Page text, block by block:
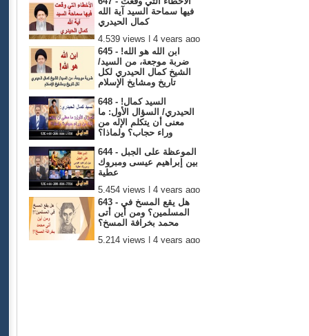
فيها سماحة السيد آية الله
كمال الحيدري
4,539 views | 4 years ago
645 - ابن الله هو الله!
ضربة موجعة، من السيد/
الشيخ كمال الحيدري لكل
تاريخ ومشايخ الإسلام
4,974 views | 4 years ago
648 - !السيد كمال
الحيدري/ السؤال الأول: ما
معنى أن يتكلم الإله من
وراء حجاب؟ ولماذا؟
4,869 views | 4 years ago
644 - الموعظة على الجبل
بين إبراهيم عيسى ومبروك
عطية
5,454 views | 4 years ago
643 - هل يقع المسخ في
المسلمين؟ ومن أين أتى
محمد بخرافة المسخ؟
5,214 views | 4 years ago